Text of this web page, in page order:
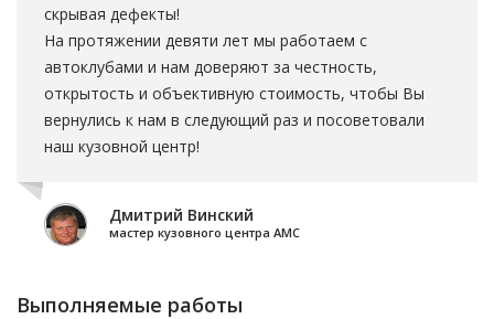
скрывая дефекты!
На протяжении девяти лет мы работаем с
автоклубами и нам доверяют за честность,
открытость и объективную стоимость, чтобы Вы
вернулись к нам в следующий раз и посоветовали
наш кузовной центр!
Дмитрий Винский
мастер кузовного центра АМС
Выполняемые работы